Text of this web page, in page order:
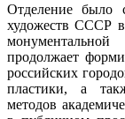
Отделение было
художеств СССР в
продолжает
российских
пластики, а
методов